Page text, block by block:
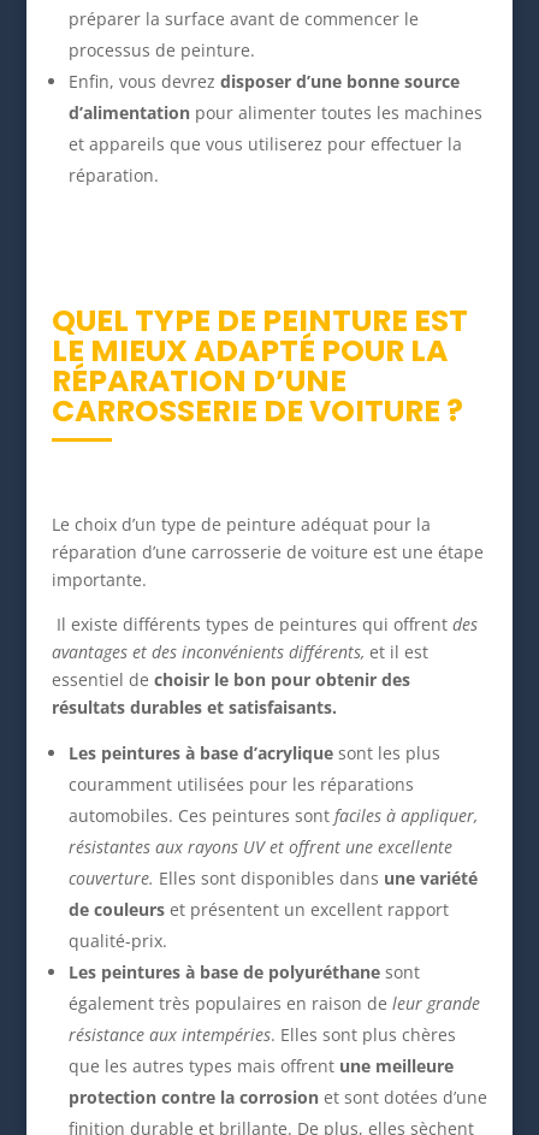
préparer la surface avant de commencer le
processus de peinture.
Enfin, vous devrez disposer d’une bonne source
d’alimentationpour alimenter toutes les machines
et appareils que vous utiliserez pour effectuer la
réparation.
QUEL TYPE DE PEINTURE EST
LE MIEUX ADAPTÉ POUR LA
RÉPARATION D’UNE
CARROSSERIE DE VOITURE ?
Le choix d’un type de peinture adéquat pour la
réparation d’une carrosserie de voiture est une étape
importante.
Il existe différents types de peintures qui offrent des
avantages et des inconvénients différents, et il est
essentiel de choisir le bon pour obtenir des
résultats durables et satisfaisants.
Les peintures à base d’acryliquesont les plus
couramment utilisées pour les réparations
automobiles. Ces peintures sont faciles à appliquer,
résistantes aux rayons UV et offrent une excellente
couverture. Elles sont disponibles dans une variété
de couleurs et présentent un excellent rapport
qualité-prix.
Les peintures à base de polyuréthane sont
également très populaires en raison de leur grande
résistance aux intempéries. Elles sont plus chères
que les autres types mais offrentune meilleure
protection contre la corrosionet sont dotées d’une
finition durable et brillante. De plus, elles sèchent